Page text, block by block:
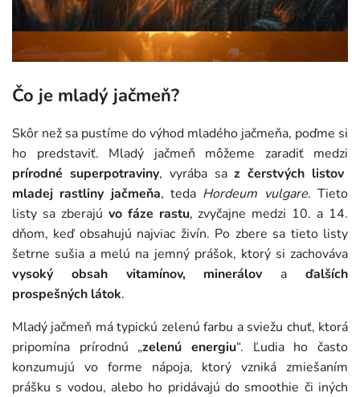
Čo je mladý jačmeň?
Skôr než sa pustíme do výhod mladého jačmeňa, poďme si
ho predstaviť. Mladý jačmeň môžeme zaradiť medzi
prírodné superpotraviny, vyrába saz čerstvých listov
mladej rastliny jačmeňa, teda Hordeum vulgare. Tieto
listy sa zberajú vo fáze rastu, zvyčajne medzi 10. a 14.
dňom, keď obsahujú najviac živín. Po zbere sa tieto listy
šetrne sušia a melú na jemný prášok, ktorý si zachováva
vysoký obsah vitamínov, minerálov aďalších
prospešných látok.
Mladý jačmeň má typickú zelenú farbu a sviežu chuť, ktorá
pripomína prírodnú „zelenú energiu“. Ľudia ho často
konzumujú vo forme nápoja, ktorý vzniká zmiešaním
prášku s vodou, alebo ho pridávajú do smoothie či iných